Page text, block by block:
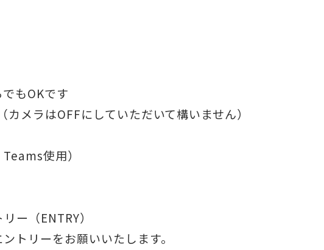
もOKです
ラはOFFにしていただいて構いません）
使用）
ー（ENTRY）
トリーをお願いいたします。